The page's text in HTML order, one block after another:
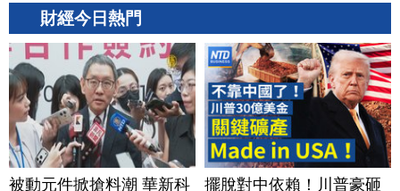
財經今日熱門
被動元件掀搶料潮 華新科
擺脫對中依賴！川普豪砸